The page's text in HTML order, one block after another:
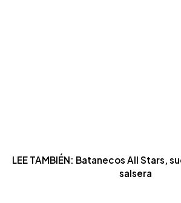
LEE TAMBIÉN: Batanecos All Stars,
salsera